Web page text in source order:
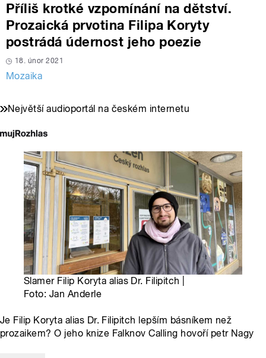
Příliš krotké vzpomínání na dětství.
Prozaická prvotina Filipa Koryty
postrádá údernost jeho poezie
18. únor 2021
Mozaika
Největší audioportál na českém internetu
Slamer Filip Koryta alias Dr. Filipitch |
Foto: Jan Anderle
Je Filip Koryta alias Dr. Filipitch lepším básníkem než
prozaikem? O jeho knize Falknov Calling hovoří petr Nagy